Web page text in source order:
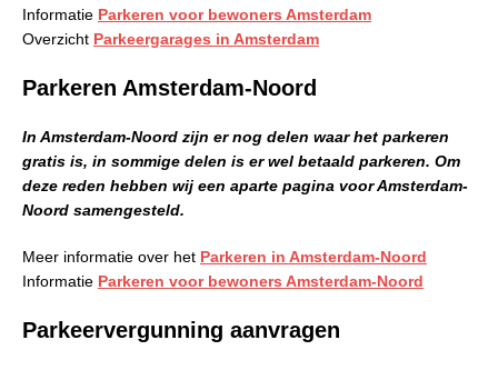
Informatie Parkeren voor bewoners Amsterdam
Overzicht Parkeergarages in Amsterdam
Parkeren Amsterdam-Noord
In Amsterdam-Noord zijn er nog delen waar het parkeren
gratis is, in sommige delen is er wel betaald parkeren. Om
deze reden hebben wij een aparte pagina voor Amsterdam-
Noord samengesteld.
Meer informatie over het Parkeren in Amsterdam-Noord
Informatie Parkeren voor bewoners Amsterdam-Noord
Parkeervergunning aanvragen